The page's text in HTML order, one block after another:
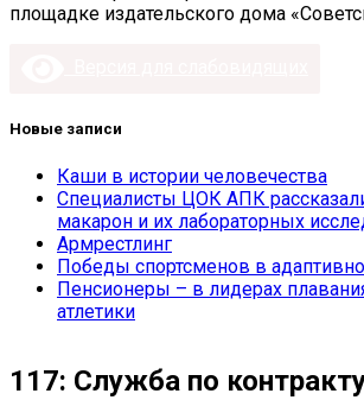
площадке издательского дома
Новые записи
Каши в истории человечества
Специалисты ЦОК АПК
макарон и их лабораторных
Армрестлинг
Победы спортсменов в
Пенсионеры – в лидерах
атлетики
117: Служба по